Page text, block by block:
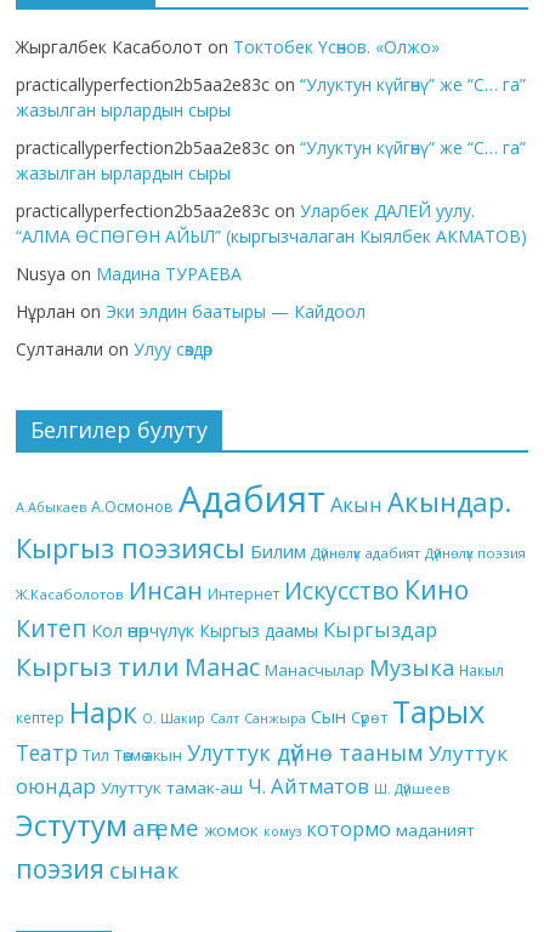
Жыргалбек Касаболот on Токтобек Үсөнов. «Олжо»
practicallyperfection2b5aa2e83c on“Улуктун күйгөнү” же “С… га”
жазылган ырлардын сыры
practicallyperfection2b5aa2e83c on“Улуктун күйгөнү” же “С… га”
жазылган ырлардын сыры
practicallyperfection2b5aa2e83c onУларбек ДАЛЕЙ уулу.
“АЛМА ӨСПӨГӨН АЙЫЛ” (кыргызчалаган Кыялбек АКМАТОВ)
Nusya on Мадина ТУРАЕВА
Нұрлан on Эки элдин баатыры — Кайдоол
Султанали onУлуу сөздөр
Белгилер булуту
А.Абыкаев А.Осмонов Адабият Акын Акындар.
Кыргыз поэзиясы Билим Дүйнөлүк адабият Дүйнөлүк поэзия
Ж.Касаболотов Инсан Интернет Искусство Кино
Китеп Кол өнөрчүлүк Кыргыз даамы Кыргыздар
Кыргыз тили Манас Манасчылар Музыка Накыл
кептер Нарк О. Шакир Салт Санжыра Сын Сүрөт Тарых
Театр Тил Төкмө акын Улуттук дүйнө тааным Улуттук
оюндар Улуттук тамак-аш Ч. Айтматов Ш. Дүйшеев
Эстутум аңгеме жомок комуз котормо маданият
поэзия сынак